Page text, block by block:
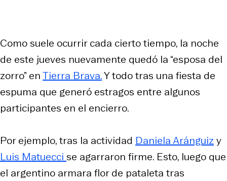
Como suele ocurrir cada cierto tiempo, la noche
de este jueves nuevamente quedó la “esposa del
zorro” enTierra Brava.Y todo tras una fiesta de
espuma que generó estragos entre algunos
participantes en el encierro.
Por ejemplo, tras la actividad Daniela Aránguiz y
Luis Matuecci se agarraron firme. Esto, luego que
el argentino armara flor de pataleta tras